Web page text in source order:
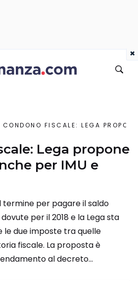
CONDONO FISCALE: LEGA
Lega propone
per IMU e
termine per pagare il saldo
per il 2018 e la Lega sta
le due imposte tra quelle
fiscale. La proposta è
al decreto...
×